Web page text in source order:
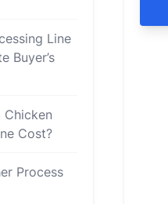
Line
Buyer’s
Chicken
Cost?
Process